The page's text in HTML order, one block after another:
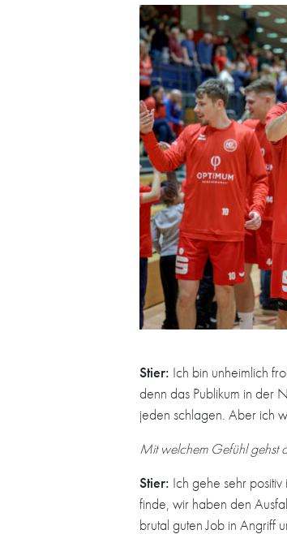
Stier: Ich bin unheimlich
denn das Publikum in der
jeden schlagen. Aber ich
Mit welchem Gefühl
Stier: Ich gehe sehr
finde, wir haben den
brutal guten Job in Angriff